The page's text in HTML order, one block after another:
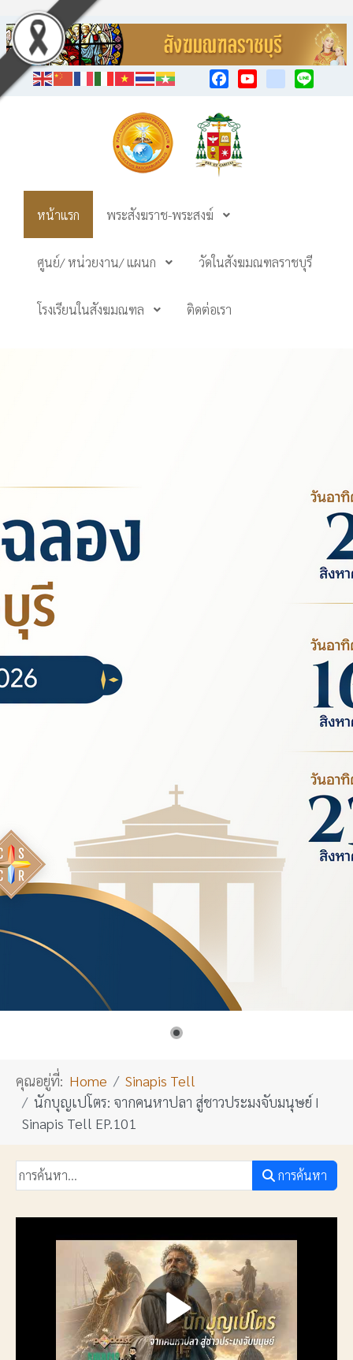
หน้าแรก พระสังฆราช-พระสงฆ์
ศูนย์/ หน่วยงาน/ แผนก วัดในสังฆมณฑลราชบุรี
โรงเรียนในสังฆมณฑล ติดต่อเรา
คุณอยู่ที่: Home
Sinapis Tell
นักบุญเปโตร: จากคนหาปลา สู่ชาวประมงจับมนุษย์ I
Sinapis Tell EP.101
การค้นหา